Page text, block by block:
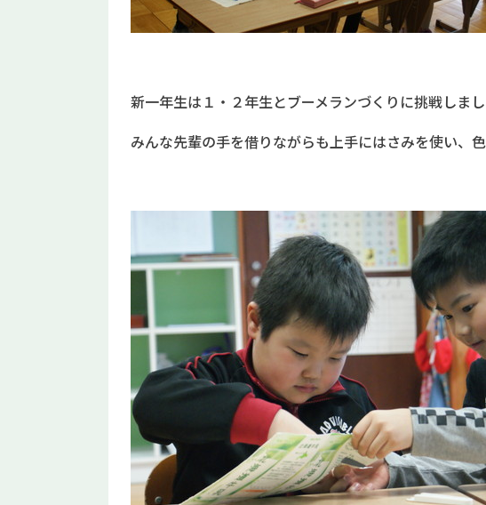
新一年生は１・２年生とブーメランづくりに挑戦しまし
みんな先輩の手を借りながらも上手にはさみを使い、